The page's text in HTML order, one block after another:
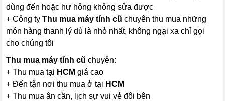
dùng đến hoặc hư hỏng không sửa được
+ Công tyThu mua máy tính cũ chuyên thu mua những
món hàng thanh lý dù là nhỏ nhất, không ngại xa chỉ gọi
cho chúng tôi
Thu mua máy tính cũchuyên:
+ Thu mua tại HCM giá cao
+ Đến tận nơi thu mua ở tại HCM
+ Thu mua ân cần, lịch sự vui vẻ đôi bên